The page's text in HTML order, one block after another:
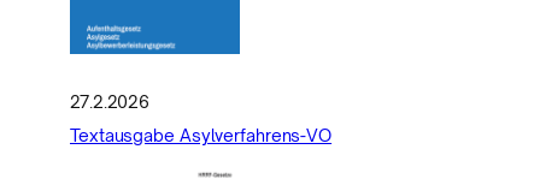
27.2.2026
Textausgabe Asylverfahrens-VO